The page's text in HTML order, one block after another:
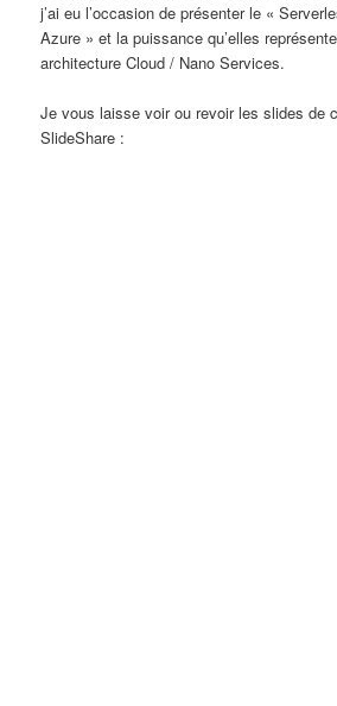
j’ai eu l’occasion de présenter le «
Azure » et la puissance qu’elles
architecture Cloud / Nano Services.
Je vous laisse voir ou revoir les slides de
SlideShare :